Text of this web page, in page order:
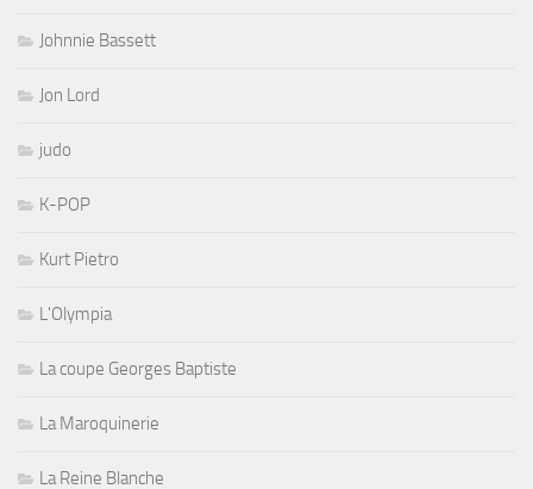
Johnnie Bassett
Jon Lord
judo
K-POP
Kurt Pietro
L'Olympia
La coupe Georges Baptiste
La Maroquinerie
La Reine Blanche